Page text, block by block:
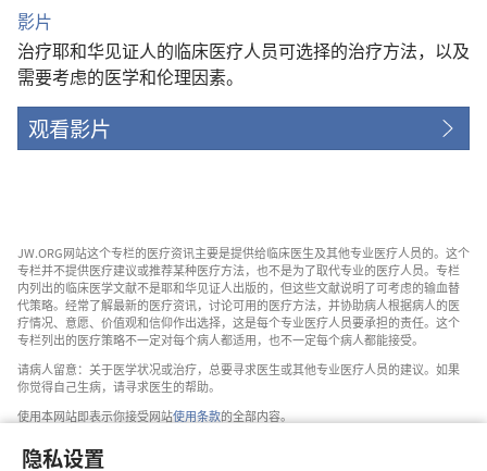
隐私设置
影片
治疗耶和华见证人的临床医疗人员可选择的治疗方法，以及
需要考虑的医学和伦理因素。
观看影片
JW.ORG网站这个专栏的医疗资讯主要是提供给临床医生及其他专业医疗人员的。这个
专栏并不提供医疗建议或推荐某种医疗方法，也不是为了取代专业的医疗人员。专栏
内列出的临床医学文献不是耶和华见证人出版的，但这些文献说明了可考虑的输血替
代策略。经常了解最新的医疗资讯，讨论可用的医疗方法，并协助病人根据病人的医
疗情况、意愿、价值观和信仰作出选择，这是每个专业医疗人员要承担的责任。这个
专栏列出的医疗策略不一定对每个病人都适用，也不一定每个病人都能接受。
请病人留意：关于医学状况或治疗，总要寻求医生或其他专业医疗人员的建议。如果
你觉得自己生病，请寻求医生的帮助。
使用本网站即表示你接受网站使用条款的全部内容。